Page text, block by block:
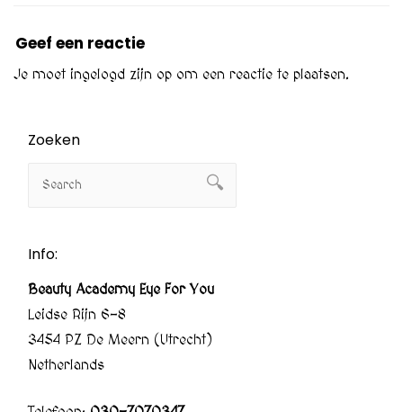
Geef een reactie
Je moet ingelogd zijn op om een reactie te plaatsen.
Zoeken
Info:
Beauty Academy Eye For You
Leidse Rijn 6-8
3454 PZ De Meern (Utrecht)
Netherlands